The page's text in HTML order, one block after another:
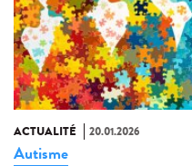
ACTUALITÉ 20.01.2026
Autisme